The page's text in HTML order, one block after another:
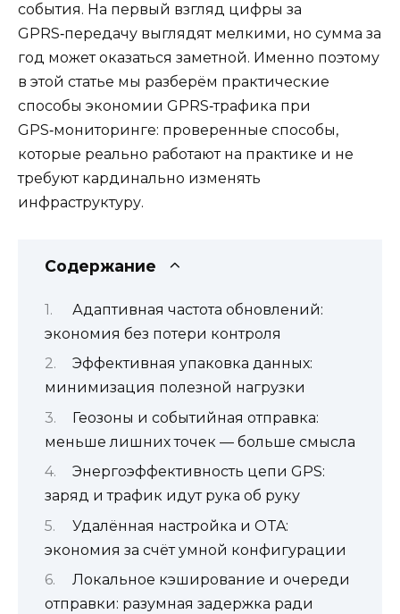
события. На первый взгляд цифры за
GPRS‑передачу выглядят мелкими, но сумма за
год может оказаться заметной. Именно поэтому
в этой статье мы разберём практические
способы экономии GPRS‑трафика при
GPS‑мониторинге: проверенные способы,
которые реально работают на практике и не
требуют кардинально изменять
инфраструктуру.
Содержание
Адаптивная частота обновлений:
экономия без потери контроля
Эффективная упаковка данных:
минимизация полезной нагрузки
Геозоны и событийная отправка:
меньше лишних точек — больше смысла
Энергоэффективность цепи GPS:
заряд и трафик идут рука об руку
Удалённая настройка и OTA:
экономия за счёт умной конфигурации
Локальное кэширование и очереди
отправки: разумная задержка ради